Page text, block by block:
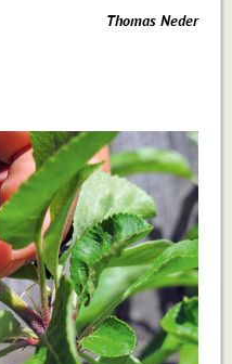
Thomas Neder